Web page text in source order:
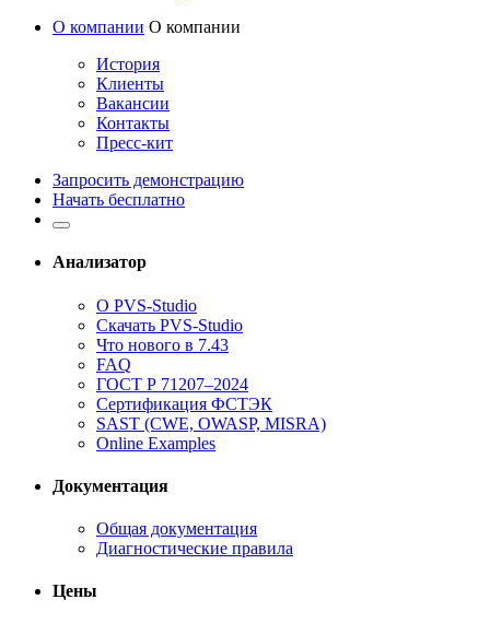
О компании О компании
История
Клиенты
Вакансии
Контакты
Пресс-кит
Запросить демонстрацию
Начать бесплатно
Анализатор
О PVS-Studio
Скачать PVS-Studio
Что нового в 7.43
FAQ
ГОСТ Р 71207–2024
Сертификация ФСТЭК
SAST (CWE, OWASP, MISRA)
Online Examples
Документация
Общая документация
Диагностические правила
Цены